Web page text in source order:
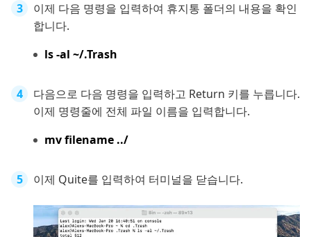
이제 다음 명령을 입력하여 휴지통 폴더의 내용을 확인
합니다.
ls -al ~/.Trash
다음으로 다음 명령을 입력하고 Return 키를 누릅니다.
이제 명령줄에 전체 파일 이름을 입력합니다.
mv filename ../
이제 Quite를 입력하여 터미널을 닫습니다.